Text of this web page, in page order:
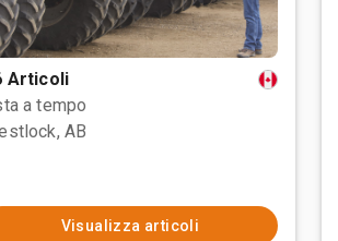
Articoli
a tempo
AB
Visualizza articoli